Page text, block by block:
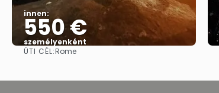
innen:
550 €
személyenként
ÚTI CÉL:Rome